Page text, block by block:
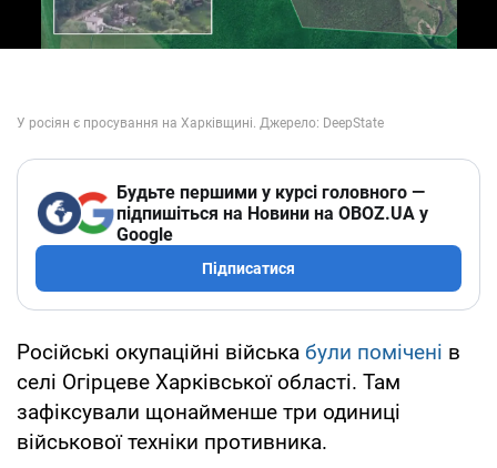
Будьте першими у курсі головного —
підпишіться на Новини на OBOZ.UA у
Google
Підписатися
Російські окупаційні війська були помічені в
селі Огірцеве Харківської області. Там
зафіксували щонайменше три одиниці
військової техніки противника.